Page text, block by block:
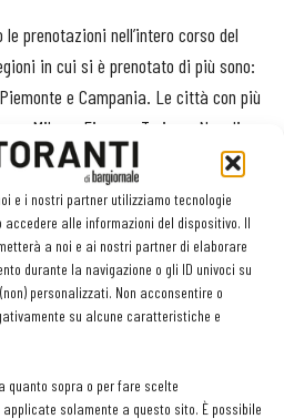
e i nostri partner utilizziamo tecnologie
accedere alle informazioni del dispositivo. Il
a noi e ai nostri partner di elaborare
durante la navigazione o gli ID univoci su
personalizzati. Non acconsentire o
su alcune caratteristiche e
quanto sopra o per fare scelte
solamente a questo sito. È possibile
prenotazioni nell’intero corso del
in cui si è prenotato di più sono:
e Campania. Le città con più
Milano, Firenze, Torino e Napoli.
cena, in due e prenotando da
TheFork ha prenotato per pranzo ma
momento prediletto per recarsi
il giorno preferito per prenotare